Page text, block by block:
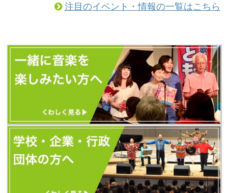
（以前とURLが変更になっています）
べて、歌声喫茶ともしびの新しいホー
ムページから発信します。 新しいホー
ムページに「更新お知らせメール」を
設置しました。 ...
注目のイベント・情報の一覧はこちら